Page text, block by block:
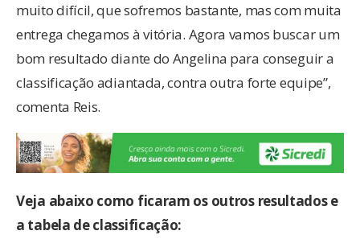
muito difícil, que sofremos bastante, mas com muita
entrega chegamos à vitória. Agora vamos buscar um
bom resultado diante do Angelina para conseguir a
classificação adiantada, contra outra forte equipe”,
comenta Reis.
Veja abaixo como ficaram os outros resultados e
a tabela de classificação: